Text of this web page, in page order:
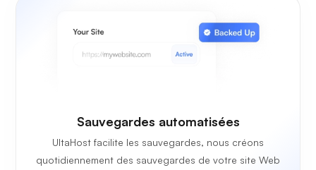
Sauvegardes automatisées
UltaHost facilite les sauvegardes, nous créons
quotidiennement des sauvegardes de votre site Web